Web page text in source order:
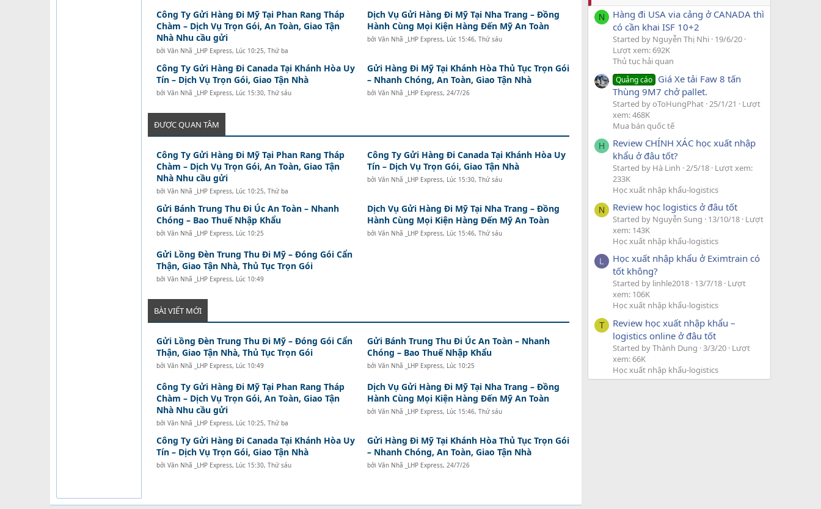
Công Ty Gửi Hàng Đi Mỹ Tại Phan Rang Tháp
Chàm – Dịch Vụ Trọn Gói, An Toàn, Giao Tận
Nhà Nhu cầu gửi
bởi Văn Nhã _LHP Express, Lúc 10:25, Thứ ba
Dịch Vụ Gửi Hàng Đi Mỹ Tại Nha Trang – Đồng
Hành Cùng Mọi Kiện Hàng Đến Mỹ An Toàn
bởi Văn Nhã _LHP Express, Lúc 15:46, Thứ sáu
Công Ty Gửi Hàng Đi Canada Tại Khánh Hòa Uy
Tín – Dịch Vụ Trọn Gói, Giao Tận Nhà
bởi Văn Nhã _LHP Express, Lúc 15:30, Thứ sáu
Gửi Hàng Đi Mỹ Tại Khánh Hòa Thủ Tục Trọn Gói
– Nhanh Chóng, An Toàn, Giao Tận Nhà
bởi Văn Nhã _LHP Express, 24/7/26
ĐƯỢC QUAN TÂM
Công Ty Gửi Hàng Đi Mỹ Tại Phan Rang Tháp
Chàm – Dịch Vụ Trọn Gói, An Toàn, Giao Tận
Nhà Nhu cầu gửi
bởi Văn Nhã _LHP Express, Lúc 10:25, Thứ ba
Công Ty Gửi Hàng Đi Canada Tại Khánh Hòa Uy
Tín – Dịch Vụ Trọn Gói, Giao Tận Nhà
bởi Văn Nhã _LHP Express, Lúc 15:30, Thứ sáu
Gửi Bánh Trung Thu Đi Úc An Toàn – Nhanh
Chóng – Bao Thuế Nhập Khẩu
bởi Văn Nhã _LHP Express, Lúc 10:25
Dịch Vụ Gửi Hàng Đi Mỹ Tại Nha Trang – Đồng
Hành Cùng Mọi Kiện Hàng Đến Mỹ An Toàn
bởi Văn Nhã _LHP Express, Lúc 15:46, Thứ sáu
Gửi Lồng Đèn Trung Thu Đi Mỹ – Đóng Gói Cẩn
Thận, Giao Tận Nhà, Thủ Tục Trọn Gói
bởi Văn Nhã _LHP Express, Lúc 10:49
BÀI VIẾT MỚI
Gửi Lồng Đèn Trung Thu Đi Mỹ – Đóng Gói Cẩn
Thận, Giao Tận Nhà, Thủ Tục Trọn Gói
bởi Văn Nhã _LHP Express, Lúc 10:49
Gửi Bánh Trung Thu Đi Úc An Toàn – Nhanh
Chóng – Bao Thuế Nhập Khẩu
bởi Văn Nhã _LHP Express, Lúc 10:25
Công Ty Gửi Hàng Đi Mỹ Tại Phan Rang Tháp
Chàm – Dịch Vụ Trọn Gói, An Toàn, Giao Tận
Nhà Nhu cầu gửi
bởi Văn Nhã _LHP Express, Lúc 10:25, Thứ ba
Dịch Vụ Gửi Hàng Đi Mỹ Tại Nha Trang – Đồng
Hành Cùng Mọi Kiện Hàng Đến Mỹ An Toàn
bởi Văn Nhã _LHP Express, Lúc 15:46, Thứ sáu
Công Ty Gửi Hàng Đi Canada Tại Khánh Hòa Uy
Tín – Dịch Vụ Trọn Gói, Giao Tận Nhà
bởi Văn Nhã _LHP Express, Lúc 15:30, Thứ sáu
Gửi Hàng Đi Mỹ Tại Khánh Hòa Thủ Tục Trọn Gói
– Nhanh Chóng, An Toàn, Giao Tận Nhà
bởi Văn Nhã _LHP Express, 24/7/26
N
Hàng đi USA via cảng ở CANADA thì
có cần khai ISF 10+2
Started by Nguyễn Thị Nhi 19/6/20
Lượt xem: 692K
Thủ tục hải quan
Quảng cáo Giá Xe tải Faw 8 tấn
Thùng 9M7 chở pallet.
Started by oToHungPhat 25/1/21
Lượt
xem: 468K
Mua bán quốc tế
H
Review CHÍNH XÁC học xuất nhập
khẩu ở đâu tốt?
Started by Hà Linh 2/5/18 Lượt xem:
233K
Học xuất nhập khẩu-logistics
N Review học logistics ở đâu tốt
Started by Nguyễn Sung 13/10/18 Lượt
xem: 143K
Học xuất nhập khẩu-logistics
L
Học xuất nhập khẩu ở Eximtrain có
tốt không?
Started by linhle2018 13/7/18 Lượt
xem: 106K
Học xuất nhập khẩu-logistics
T
Review học xuất nhập khẩu –
logistics online ở đâu tốt
Started by Thành Dung 3/3/20 Lượt
xem: 66K
Học xuất nhập khẩu-logistics